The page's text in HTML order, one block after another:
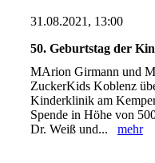
31.08.2021, 13:00
50. Geburtstag der
MArion Girmann und
ZuckerKids Koblenz
Kinderklinik am
Spende in Höhe von
Dr. Weiß und... mehr